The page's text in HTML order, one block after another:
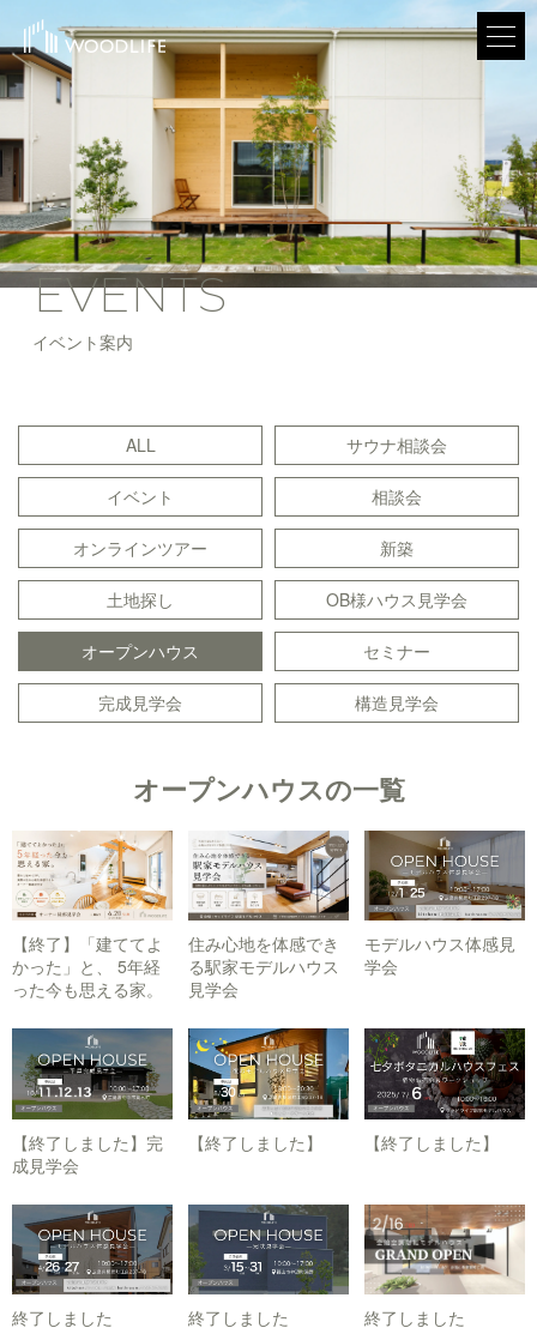
EVENTS
イベント案内
ALL サウナ相談会
イベント 相談会
オンラインツアー 新築
土地探し OB様ハウス見学会
オープンハウス セミナー
完成見学会 構造見学会
オープンハウスの一覧
【終了】「建ててよ
かった」と、 5年経
った今も思える家。
住み心地を体感でき
る駅家モデルハウス
見学会
モデルハウス体感見
学会
【終了しました】完
成見学会
【終了しました】 【終了しました】
終了しました 終了しました 終了しました